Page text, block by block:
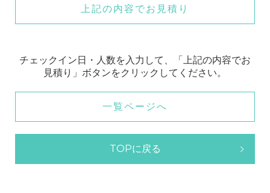
上記の内容でお見積り
チェックイン日・人数を入力して、「上記の内容でお
見積り」ボタンをクリックしてください。
一覧ページへ
TOPに戻る